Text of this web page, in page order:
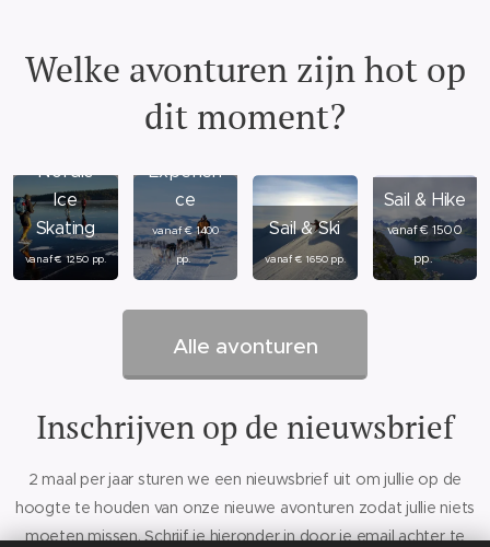
Welke avonturen zijn hot op
dit moment?
Nordic
Ice
Skating
vanaf € 1250 pp.
Experien
ce
vanaf € 1400
pp.
Sail & Ski
vanaf € 1650 pp.
Sail & Hike
vanaf € 1500
pp.
Alle avonturen
Inschrijven op de nieuwsbrief
2 maal per jaar sturen we een nieuwsbrief uit om jullie op de
hoogte te houden van onze nieuwe avonturen zodat jullie niets
moeten missen. Schrijf je hieronder in door je email achter te